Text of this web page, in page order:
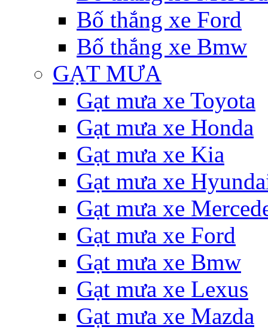
Bố thắng xe Ford
Bố thắng xe Bmw
GẠT MƯA
Gạt mưa xe Toyota
Gạt mưa xe Honda
Gạt mưa xe Kia
Gạt mưa xe
Gạt mưa xe
Gạt mưa xe Ford
Gạt mưa xe Bmw
Gạt mưa xe Lexus
Gạt mưa xe Mazda